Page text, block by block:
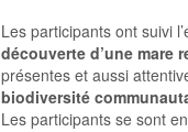
Les participants ont suivi
découverte d’une mare
présentes et aussi
biodiversité
Les participants se sont